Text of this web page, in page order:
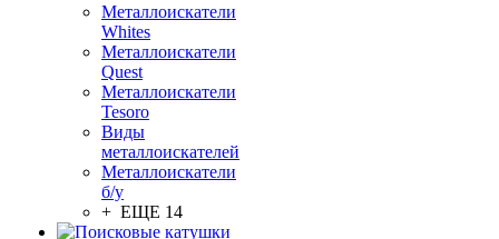
Металлоискатели
Whites
Металлоискатели
Quest
Металлоискатели
Tesoro
Виды
металлоискателей
Металлоискатели
б/у
+ ЕЩЕ 14